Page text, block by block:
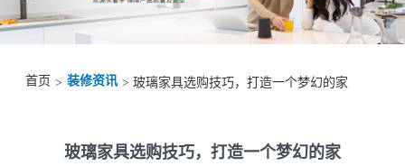
首页 > 装修资讯 > 玻璃家具选购技巧，打造一个梦幻的家
玻璃家具选购技巧，打造一个梦幻的家